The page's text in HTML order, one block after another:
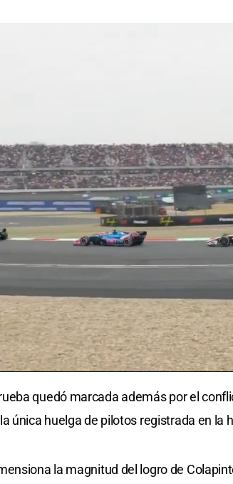
quedó marcada además por el
única huelga de pilotos registrada en la
la magnitud del logro de